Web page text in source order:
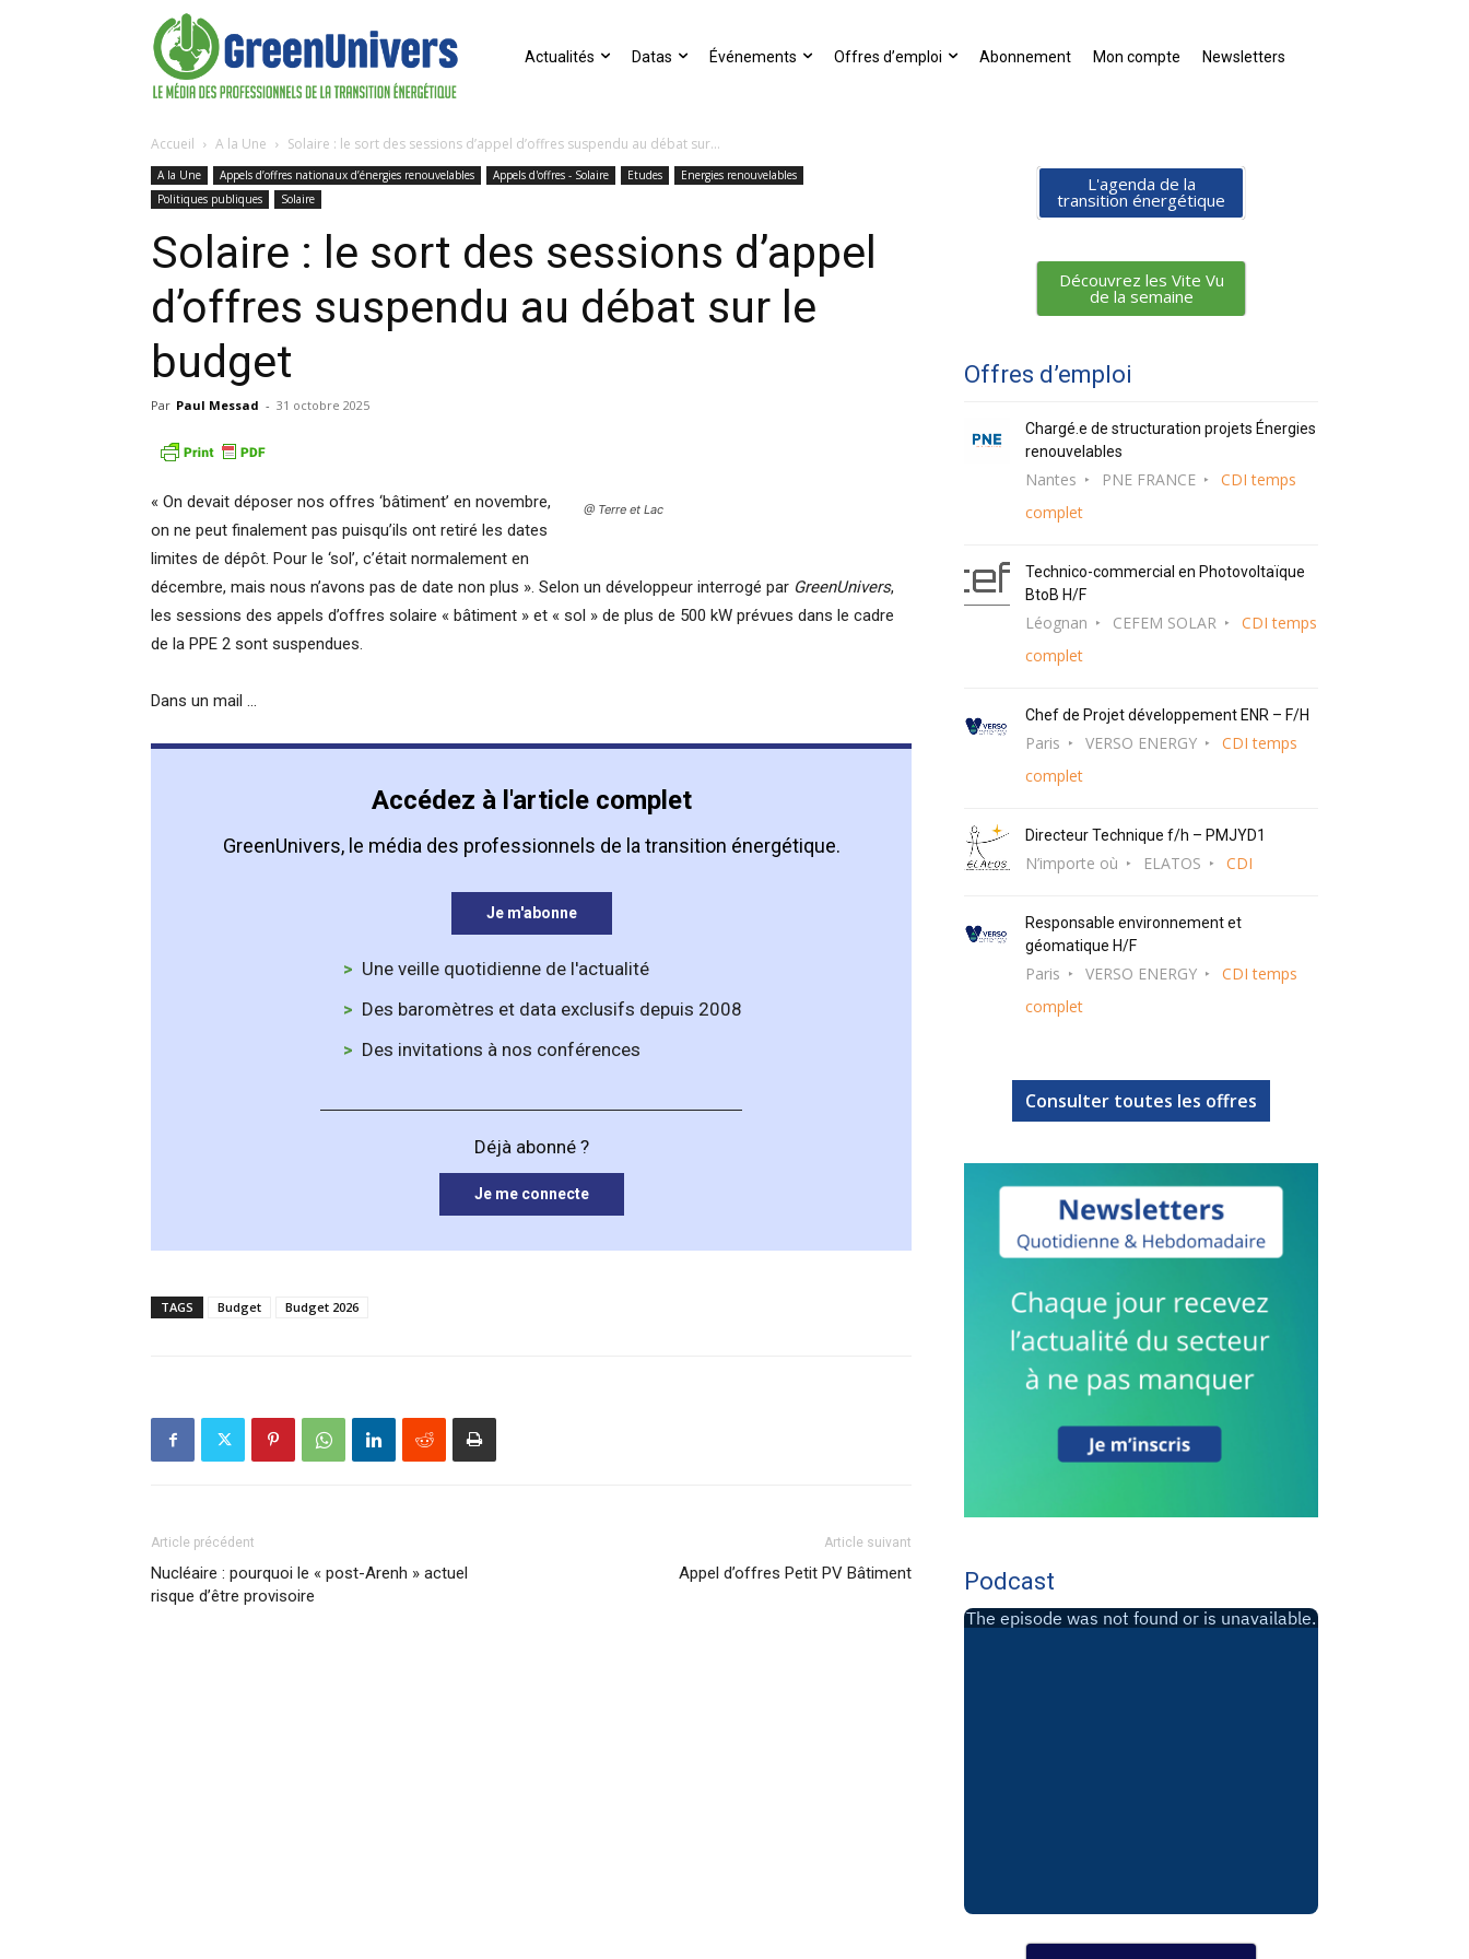
Actualités Datas Événements Offres d’emploi Abonnement Mon compte Newsletters
Accueil A la Une Solaire : le sort des sessions d’appel d’offres suspendu au débat sur...
A la Une Appels d’offres nationaux d’énergies renouvelables Appels d'offres - Solaire Etudes
Energies renouvelables
Politiques publiques
Solaire
Solaire : le sort des sessions d’appel
d’offres suspendu au débat sur le
budget
Par Paul Messad - 31 octobre 2025
@ Terre et Lac
« On devait déposer nos offres ‘bâtiment’ en novembre,
on ne peut finalement pas puisqu’ils ont retiré les dates
limites de dépôt. Pour le ‘sol’, c’était normalement en
décembre, mais nous n’avons pas de date non plus ». Selon un développeur interrogé par GreenUnivers,
les sessions des appels d’offres solaire « bâtiment » et « sol » de plus de 500 kW prévues dans le cadre
de la PPE 2 sont suspendues.
Dans un mail ...
Accédez à l'article complet
GreenUnivers, le média des professionnels de la transition énergétique.
Je m'abonne
Une veille quotidienne de l'actualité
Des baromètres et data exclusifs depuis 2008
Des invitations à nos conférences
Déjà abonné ?
Je me connecte
TAGS Budget Budget 2026
Article précédent
Nucléaire : pourquoi le « post-Arenh » actuel
risque d’être provisoire
Article suivant
Appel d’offres Petit PV Bâtiment
L'agenda de la
transition énergétique
Découvrez les Vite Vu
de la semaine
Offres d’emploi
Chargé.e de structuration projets Énergies
renouvelables
Nantes PNE FRANCE
CDI temps
complet
Technico-commercial en Photovoltaïque
BtoB H/F
Léognan CEFEM SOLAR
CDI temps
complet
Chef de Projet développement ENR – F/H
Paris VERSO ENERGY
CDI temps
complet
Directeur Technique f/h – PMJYD1
N’importe où ELATOS CDI
Responsable environnement et
géomatique H/F
Paris VERSO ENERGY
CDI temps
complet
Consulter toutes les offres
Podcast